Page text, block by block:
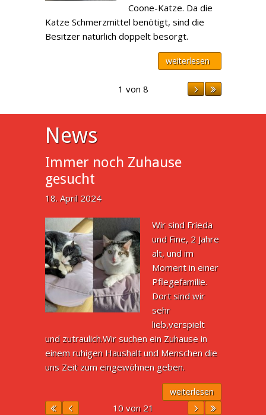
Coone-Katze. Da die
Katze Schmerzmittel benötigt, sind die
Besitzer natürlich doppelt besorgt.
weiterlesen
1 von 8
News
Immer noch Zuhause
gesucht
18. April 2024
Wir sind Frieda
und Fine, 2 Jahre
alt, und im
Moment in einer
Pflegefamilie.
Dort sind wir
sehr
lieb,verspielt
und zutraulich.Wir suchen ein Zuhause in
einem ruhigen Haushalt und Menschen die
uns Zeit zum eingewöhnen geben.
weiterlesen
10 von 21